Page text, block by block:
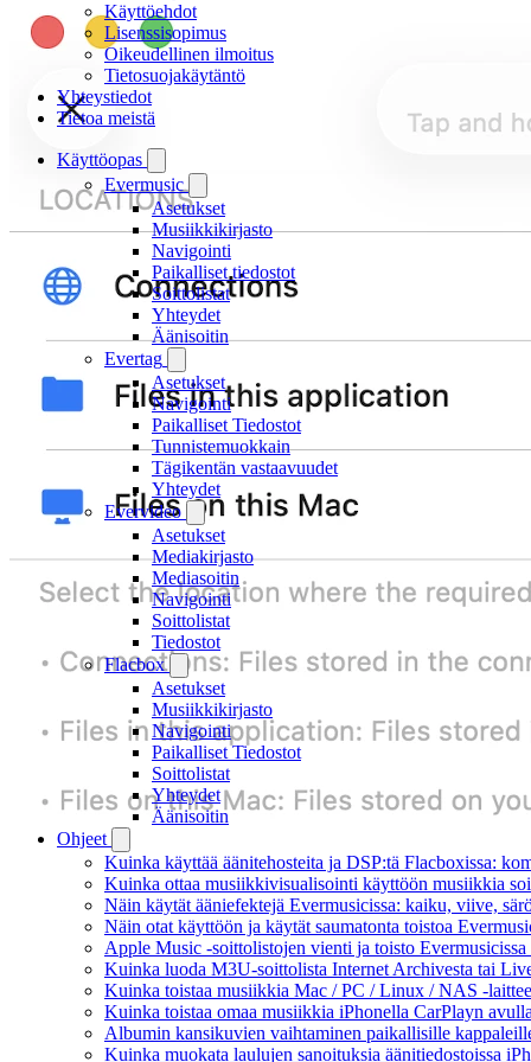
Käyttöehdot
Lisenssisopimus
Oikeudellinen ilmoitus
Tietosuojakäytäntö
Yhteystiedot
Tietoa meistä
Käyttöopas
Evermusic
Asetukset
Musiikkikirjasto
Navigointi
Paikalliset tiedostot
Soittolistat
Yhteydet
Äänisoitin
Evertag
Asetukset
Navigointi
Paikalliset Tiedostot
Tunnistemuokkain
Tägikentän vastaavuudet
Yhteydet
Evervideo
Asetukset
Mediakirjasto
Mediasoitin
Navigointi
Soittolistat
Tiedostot
Flacbox
Asetukset
Musiikkikirjasto
Navigointi
Paikalliset Tiedostot
Soittolistat
Yhteydet
Äänisoitin
Ohjeet
Kuinka käyttää äänitehosteita ja DSP:tä Flacboxissa:
Kuinka ottaa musiikkivisualisointi käyttöön musiikkia
Näin käytät ääniefektejä Evermusicissa: kaiku, viive,
Näin otat käyttöön ja käytät saumatonta toistoa
Apple Music -soittolistojen vienti ja toisto
Kuinka luoda M3U-soittolista Internet Archivesta tai
Kuinka toistaa musiikkia Mac / PC / Linux / NAS -
Kuinka toistaa omaa musiikkia iPhonella CarPlayn
Albumin kansikuvien vaihtaminen paikallisille
Kuinka muokata laulujen sanoituksia äänitiedostoissa